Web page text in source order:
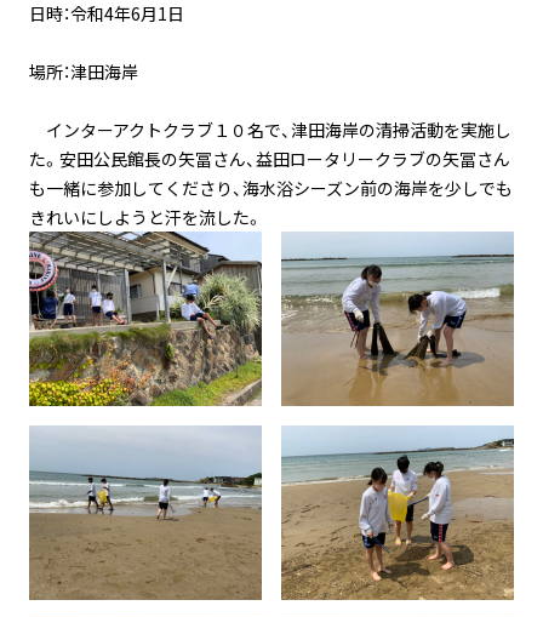
日時：令和4年6月1日
場所：津田海岸
インターアクトクラブ１０名で、津田海岸の清掃活動を実施し
た。安田公民館長の矢冨さん、益田ロータリークラブの矢冨さん
も一緒に参加してくださり、海水浴シーズン前の海岸を少しでも
きれいにしようと汗を流した。